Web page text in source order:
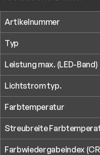
Artikelnummer
Typ
Leistung max. (LED-Band)
Lichtstrom typ.
Farbtemperatur
Streubreite
Farbwiedergabeindex